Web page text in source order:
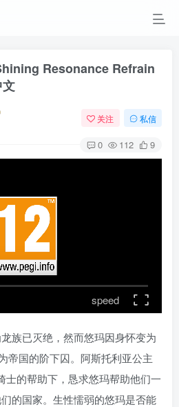
Resonance Refrain
关注 私信
0 112 9
speed
族已灭绝，然而悠玛因身怀变为
帝国的阶下囚。阿斯托利亚公主
士的帮助下，恳求悠玛帮助他们一
的国家。生性懦弱的悠玛是否能